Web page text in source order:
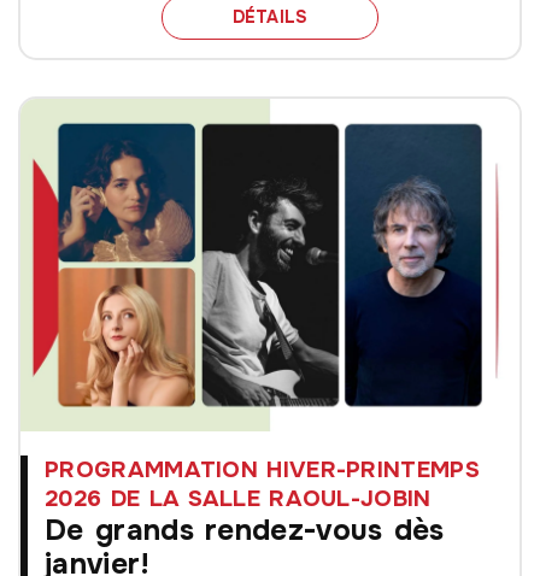
DÉTAILS SOWETO GOSPEL
PROGRAMMATION HIVER-PRINTEMPS
2026 DE LA SALLE RAOUL-JOBIN
De grands rendez-vous dès
janvier!